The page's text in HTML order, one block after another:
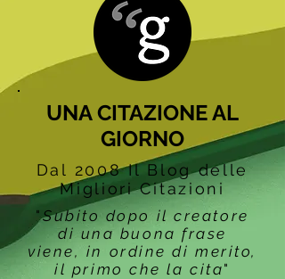
UNA CITAZIONE AL
GIORNO
Dal 2008 Il Blog delle
Migliori Citazioni
"Subito dopo il creatore
di una buona frase
viene, in ordine di merito,
il primo che la cita"